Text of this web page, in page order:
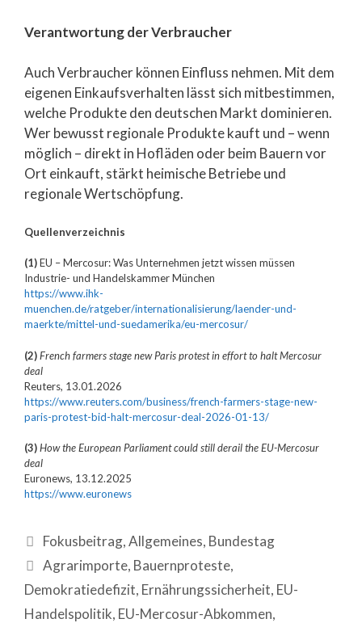
Verantwortung der Verbraucher
Auch Verbraucher können Einfluss nehmen. Mit dem
eigenen Einkaufsverhalten lässt sich mitbestimmen,
welche Produkte den deutschen Markt dominieren.
Wer bewusst regionale Produkte kauft und – wenn
möglich – direkt in Hofläden oder beim Bauern vor
Ort einkauft, stärkt heimische Betriebe und
regionale Wertschöpfung.
Quellenverzeichnis
(1)EU – Mercosur: Was Unternehmen jetzt wissen müssen
Industrie- und Handelskammer München
https://www.ihk-
muenchen.de/ratgeber/internationalisierung/laender-und-
maerkte/mittel-und-suedamerika/eu-mercosur/
(2)French farmers stage new Paris protest in effort to halt Mercosur
deal
Reuters, 13.01.2026
https://www.reuters.com/business/french-farmers-stage-new-
paris-protest-bid-halt-mercosur-deal-2026-01-13/
(3)How the European Parliament could still derail the EU-Mercosur
deal
Euronews, 13.12.2025
https://www.euronews
Fokusbeitrag,Allgemeines, Bundestag
Agrarimporte, Bauernproteste,
Demokratiedefizit, Ernährungssicherheit, EU-
Handelspolitik, EU-Mercosur-Abkommen,